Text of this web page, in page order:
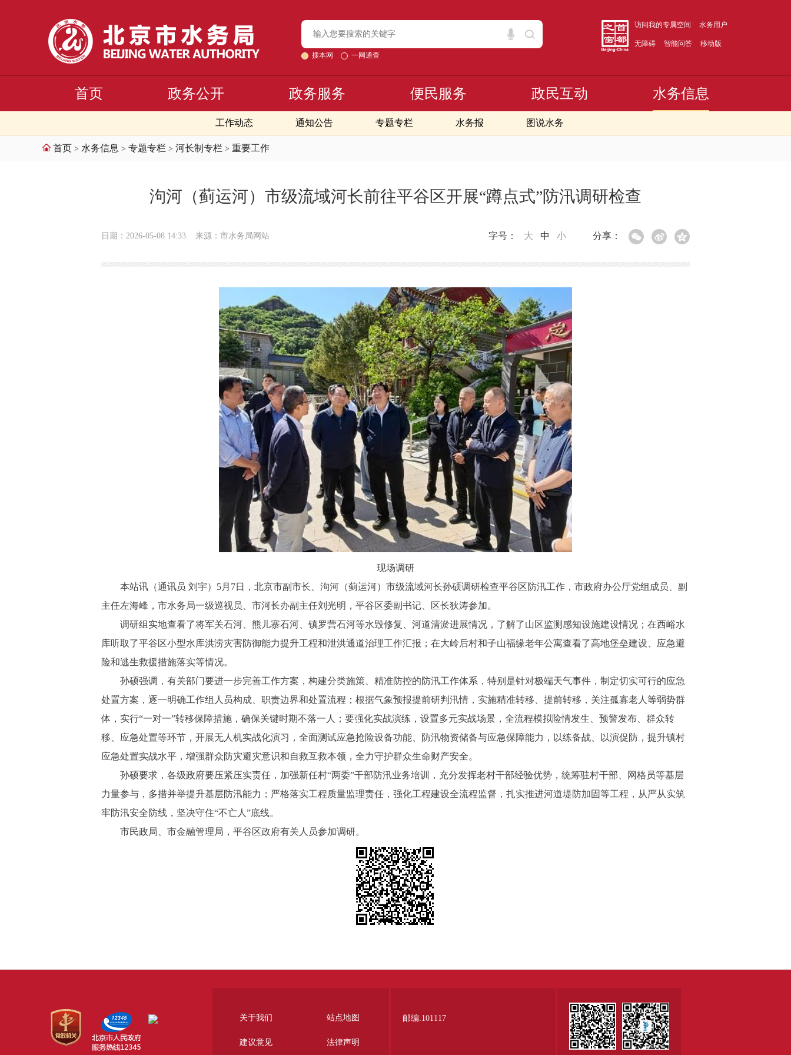
搜本网 一网通查
访问我的专属空间 水务用户
无障碍 智能问答 移动版
首页 政务公开 政务服务 便民服务 政民互动 水务信息
工作动态 通知公告 专题专栏 水务报 图说水务
首页 > 水务信息 > 专题专栏 > 河长制专栏 > 重要工作
泃河（蓟运河）市级流域河长前往平谷区开展“蹲点式”防汛调研检查
日期：2026-05-08 14:33 来源：市水务局网站 分享：
字号： 大 中 小
现场调研
本站讯（通讯员 刘宇）5月7日，北京市副市长、泃河（蓟运河）市级流域河长孙硕调研检查平谷区防汛工作，市政府办公厅党组成员、副
主任左海峰，市水务局一级巡视员、市河长办副主任刘光明，平谷区委副书记、区长狄涛参加。
调研组实地查看了将军关石河、熊儿寨石河、镇罗营石河等水毁修复、河道清淤进展情况，了解了山区监测感知设施建设情况；在西峪水
库听取了平谷区小型水库洪涝灾害防御能力提升工程和泄洪通道治理工作汇报；在大岭后村和子山福缘老年公寓查看了高地堡垒建设、应急避
险和逃生救援措施落实等情况。
孙硕强调，有关部门要进一步完善工作方案，构建分类施策、精准防控的防汛工作体系，特别是针对极端天气事件，制定切实可行的应急
处置方案，逐一明确工作组人员构成、职责边界和处置流程；根据气象预报提前研判汛情，实施精准转移、提前转移，关注孤寡老人等弱势群
体，实行“一对一”转移保障措施，确保关键时期不落一人；要强化实战演练，设置多元实战场景，全流程模拟险情发生、预警发布、群众转
移、应急处置等环节，开展无人机实战化演习，全面测试应急抢险设备功能、防汛物资储备与应急保障能力，以练备战、以演促防，提升镇村
应急处置实战水平，增强群众防灾避灾意识和自救互救本领，全力守护群众生命财产安全。
孙硕要求，各级政府要压紧压实责任，加强新任村“两委”干部防汛业务培训，充分发挥老村干部经验优势，统筹驻村干部、网格员等基层
力量参与，多措并举提升基层防汛能力；严格落实工程质量监理责任，强化工程建设全流程监督，扎实推进河道堤防加固等工程，从严从实筑
牢防汛安全防线，坚决守住“不亡人”底线。
市民政局、市金融管理局，平谷区政府有关人员参加调研。
关于我们 站点地图
建议意见 法律声明
邮编:101117